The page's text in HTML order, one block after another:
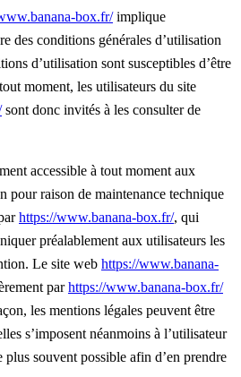
box.fr/implique
des conditions générales d’utilisation
d’utilisation sont susceptibles d’être
moment, les utilisateurs du site
sont donc invités à les consulter de
accessible à tout moment aux
pour raison de maintenance technique
https://www.banana-box.fr/, qui
préalablement aux utilisateurs les
Le site web https://www.banana-
parhttps://www.banana-box.fr/
les mentions légales peuvent être
s’imposent néanmoins à l’utilisateur
plus souvent possible afin d’en prendre